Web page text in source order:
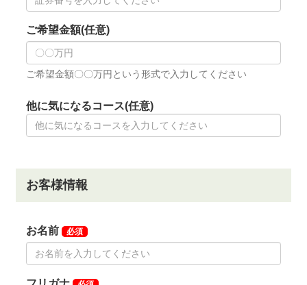
39,600円（税込）
◆周辺ゴルフ場
「麻生カントリークラブ」 「セントラルゴルフクラ
楽部」 「ノースショアカントリークラブ」
・自動車でお越しの場合
東関東自動車道「大栄IC」より約35分。
・電車をご利用の場合
JR総武鹿島線「潮来駅」下車、車で約25分。